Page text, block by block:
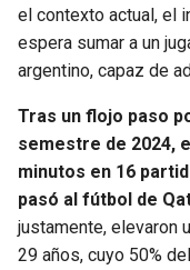
el contexto actual, el
espera sumar a un
argentino, capaz de
Tras un flojo paso
semestre de 2024,
minutos en 16
pasó al fútbol de
justamente, elevaron
29 años, cuyo 50%